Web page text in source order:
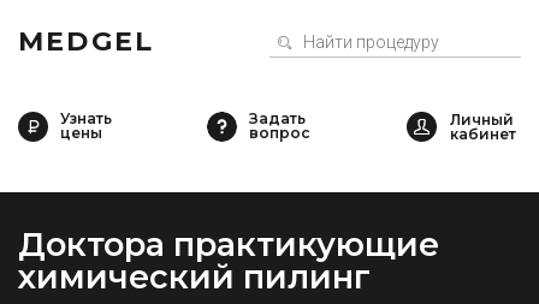
MEDGEL
Узнать
цены
Задать
вопрос
Доктора практикующие
химический пилинг